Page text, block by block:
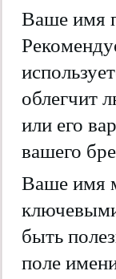
Ваше имя
облегчит
или его
вашего
Ваше имя
быть
поле